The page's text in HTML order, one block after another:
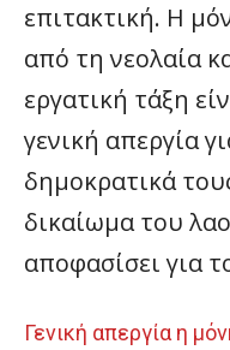
επιτακτική. Η
από τη νεολαία
εργατική τάξη
γενική απεργία
δημοκρατικά
δικαίωμα του
αποφασίσει για
Γενική απεργία η